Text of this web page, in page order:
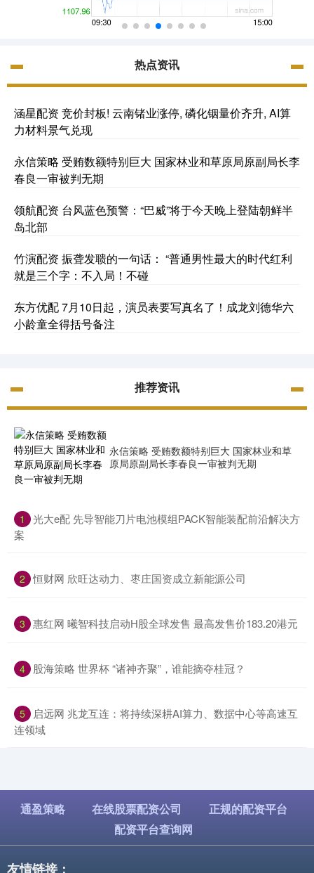
热点资讯
涵星配资 竞价封板! 云南锗业涨停, 磷化铟量价齐升, AI算
力材料景气兑现
永信策略 受贿数额特别巨大 国家林业和草原局原副局长李
春良一审被判无期
领航配资 台风蓝色预警：“巴威”将于今天晚上登陆朝鲜半
岛北部
竹演配资 振聋发聩的一句话： “普通男性最大的时代红利
就是三个字：不入局！不碰
东方优配 7月10日起，演员表要写真名了！成龙刘德华六
小龄童全得括号备注
推荐资讯
永信策略 受贿数额特别巨大 国家林业和草
原局原副局长李春良一审被判无期
1
​光大e配 先导智能刀片电池模组PACK智能装配前沿解决方
案
2 ​恒财网 欣旺达动力、枣庄国资成立新能源公司
3 ​惠红网 曦智科技启动H股全球发售 最高发售价183.20港元
4 ​股海策略 世界杯 “诸神齐聚”，谁能摘夺桂冠？
5
​启远网 兆龙互连：将持续深耕AI算力、数据中心等高速互
连领域
通盈策略 在线股票配资公司
正规的配资平台
配资平台查询网
友情链接：